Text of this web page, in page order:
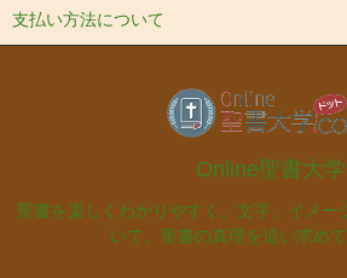
支払い方法について
Online聖書大学
聖書を楽しくわかりやすく。文字、イメー
いて、聖書の真理を追い求めて